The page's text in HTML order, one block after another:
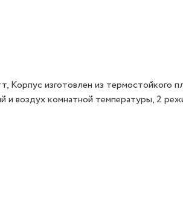
изготовлен из термостойкого
и воздух комнатной температуры, 2